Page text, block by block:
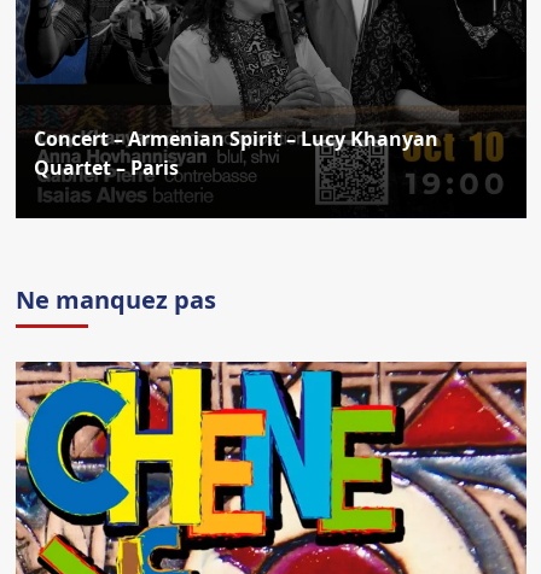
Concert – Armenian Spirit – Lucy Khanyan
Quartet – Paris
Ne manquez pas